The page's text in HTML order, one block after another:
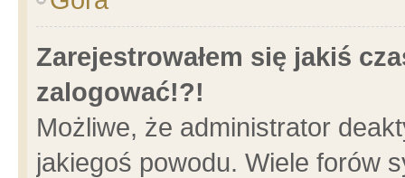
Zarejestrowałem się jakiś
zalogować!?!
Możliwe, że administrator
jakiegoś powodu. Wiele forów